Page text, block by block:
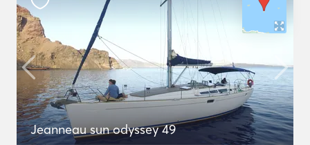
Jeanneau sun odyssey 49